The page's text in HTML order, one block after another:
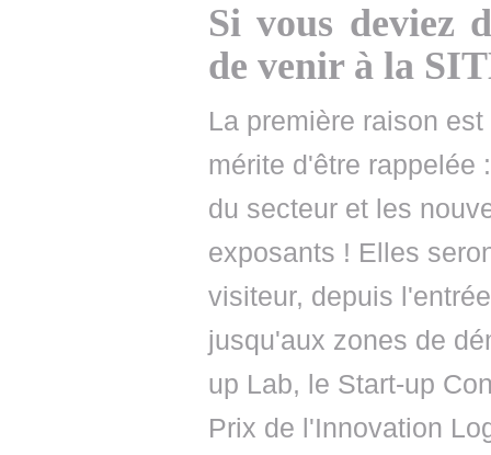
Si vous deviez
de venir à la
La première raison
mérite d'être rappelée
du secteur et les
exposants ! Elles
visiteur, depuis
jusqu'aux zones de
up Lab, le Start-up
Prix de l'Innovation